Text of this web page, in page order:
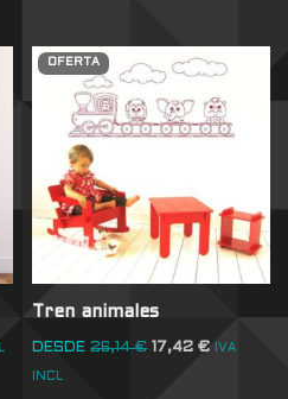
OFERTA
Tren animales
DESDE 26,14€ 17,42€ IVA
INCL